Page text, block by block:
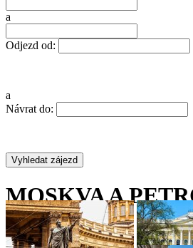
a
Odjezd od:
a
Návrat do:
MOSKVA A
•••••••••••••